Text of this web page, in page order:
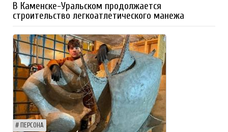
В Каменске-Уральском продолжается
строительство легкоатлетического манежа
ПЕРСОНА